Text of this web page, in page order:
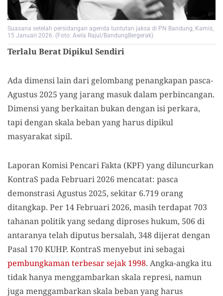
Suasana setelah persidangan agenda tuntutan jaksa di PN Bandung, Kamis,
15 Januari 2026. (Foto: Awla Rajul/BandungBergerak)
Terlalu Berat Dipikul Sendiri
Ada dimensi lain dari gelombang penangkapan pasca-
Agustus 2025 yang jarang masuk dalam perbincangan.
Dimensi yang berkaitan bukan dengan isi perkara,
tapi dengan skala beban yang harus dipikul
masyarakat sipil.
Laporan Komisi Pencari Fakta (KPF) yang diluncurkan
KontraS pada Februari 2026 mencatat: pasca
demonstrasi Agustus 2025, sekitar 6.719 orang
ditangkap. Per 14 Februari 2026, masih terdapat 703
tahanan politik yang sedang diproses hukum, 506 di
antaranya telah diputus bersalah, 348 dijerat dengan
Pasal 170 KUHP. KontraS menyebut ini sebagai
pembungkaman terbesar sejak 1998. Angka-angka itu
tidak hanya menggambarkan skala represi, namun
juga menggambarkan skala beban yang harus